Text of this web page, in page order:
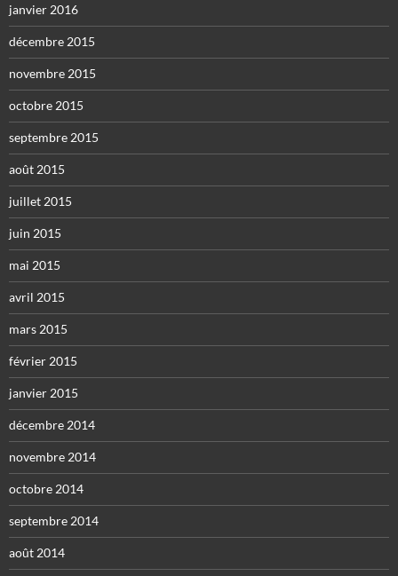
janvier 2016
décembre 2015
novembre 2015
octobre 2015
septembre 2015
août 2015
juillet 2015
juin 2015
mai 2015
avril 2015
mars 2015
février 2015
janvier 2015
décembre 2014
novembre 2014
octobre 2014
septembre 2014
août 2014